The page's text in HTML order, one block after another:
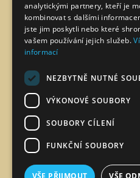
Najdete
Chcete pravidelně
novinkách
analytickými partnery, kteří je
kombinovat s dalšími
jste jim poskytli nebo které
vašem používání jejich služeb.
informací
NEZBYTNĚ NUTNÉ
VÝKONOVÉ SOUBORY
SOUBORY CÍLENÍ
FUNKČNÍ SOUBORY
VŠE PŘIJMOUT VŠE